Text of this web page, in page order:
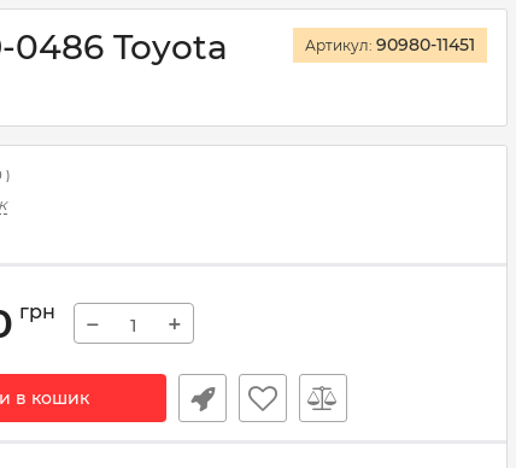
0486 Toyota
Артикул: 90980-11451
)
грн − +
в кошик